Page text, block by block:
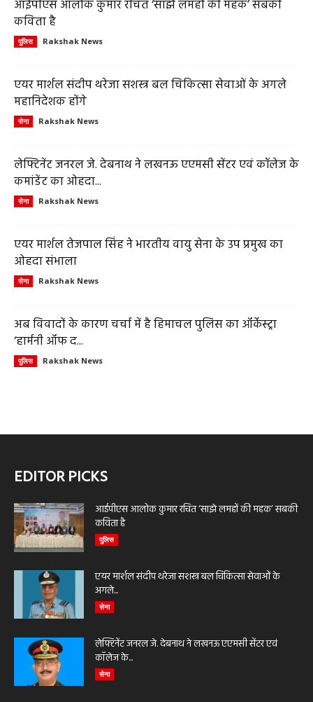
आईपीएस आलोक कुमार रचित ‘साझे लमहों की महक’ सबकी
कविता है
पुलिस Rakshak News
एयर मार्शल संदीप थरेजा सशस्त्र बल चिकित्सा सेवाओं के अगले
महानिदेशक होंगे
सेना Rakshak News
लेफ्टिनेंट जनरल जे. देबनाथ ने लखनऊ एएमसी सेंटर एवं कॉलेज के
कमांडेंट का ओहदा...
सेना Rakshak News
एयर मार्शल तेजपाल सिंह ने भारतीय वायु सेना के उप प्रमुख का
ओहदा संभाला
सेना Rakshak News
अब विवादों के कारण चर्चा में है हिमाचल पुलिस का ऑर्केस्ट्रा
‘हार्मनी ऑफ द...
पुलिस Rakshak News
EDITOR PICKS
आईपीएस आलोक कुमार रचित ‘साझे लमहों की महक’ सबकी
कविता है
पुलिस
एयर मार्शल संदीप थरेजा सशस्त्र बल चिकित्सा सेवाओं के
अगले...
सेना
लेफ्टिनेंट जनरल जे. देबनाथ ने लखनऊ एएमसी सेंटर एवं
कॉलेज के...
सेना